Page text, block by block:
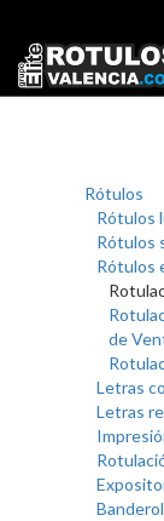
Rótulos
Rótulos
Rótulos
Rótulos
de
Letras
Letras